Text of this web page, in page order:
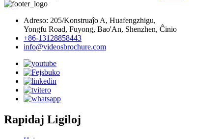
Adreso: 205/Konstruaĵo A, Huafengzhigu,
Yongfu Road, Fuyong, Bao'An, Shenzhen, Ĉinio
+86-13128858443
info@videosbrochure.com
Rapidaj Ligiloj